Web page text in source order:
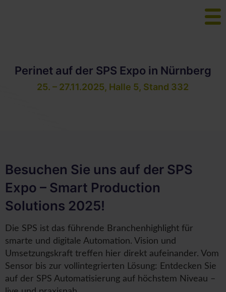
Perinet auf der SPS Expo in Nürnberg
25. – 27.11.2025, Halle 5, Stand 332
Besuchen Sie uns auf der SPS
Expo – Smart Production
Solutions 2025!
Die SPS ist das führende Branchenhighlight für
smarte und digitale Automation. Vision und
Umsetzungskraft treffen hier direkt aufeinander. Vom
Sensor bis zur vollintegrierten Lösung: Entdecken Sie
auf der SPS Automatisierung auf höchstem Niveau –